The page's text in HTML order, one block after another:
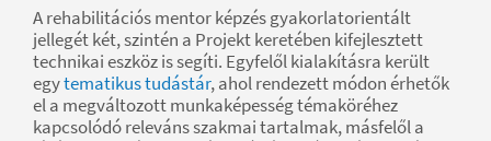
A rehabilitációs mentor képzés gyakorlatorientált
jellegét két, szintén a Projekt keretében kifejlesztett
technikai eszköz is segíti. Egyfelől kialakításra került
egytematikus tudástár, ahol rendezett módon érhetők
el a megváltozott munkaképesség témaköréhez
kapcsolódó releváns szakmai tartalmak, másfelől a